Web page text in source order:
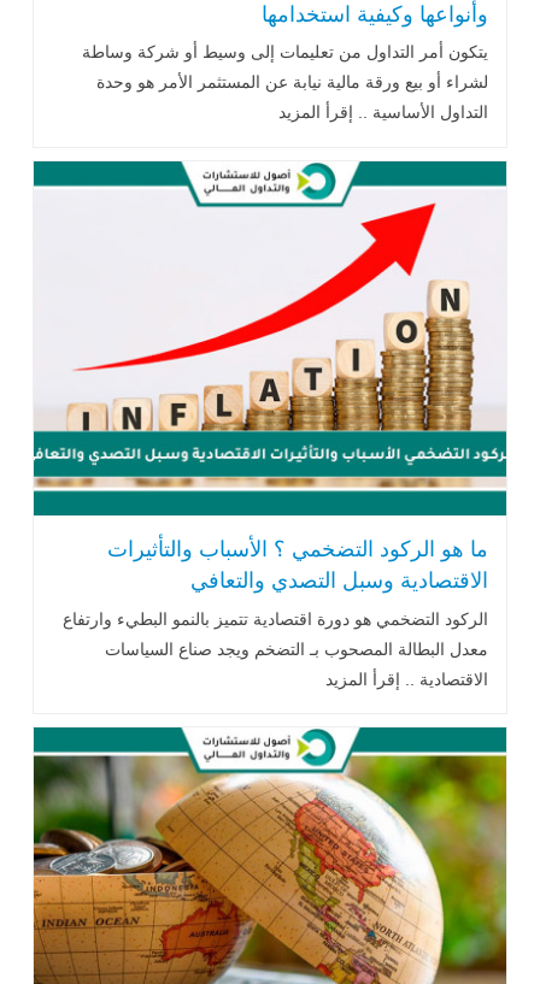
وأنواعها وكيفية استخدامها
يتكون أمر التداول من تعليمات إلى وسيط أو شركة وساطة
لشراء أو بيع ورقة مالية نيابة عن المستثمر الأمر هو وحدة
التداول الأساسية .. إقرأ المزيد
ما هو الركود التضخمي ؟ الأسباب والتأثيرات
الاقتصادية وسبل التصدي والتعافي
الركود التضخمي هو دورة اقتصادية تتميز بالنمو البطيء وارتفاع
معدل البطالة المصحوب بـ التضخم ويجد صناع السياسات
الاقتصادية .. إقرأ المزيد